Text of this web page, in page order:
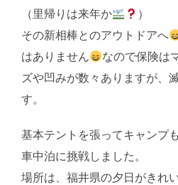
（里帰りは来年か
）
その新相棒とのアウトドアへ
はありません
なので保険は
ズや凹みが数々ありますが、
す。
基本テントを張ってキャンプ
車中泊に挑戦しました。
場所は、福井県の夕日がきれ